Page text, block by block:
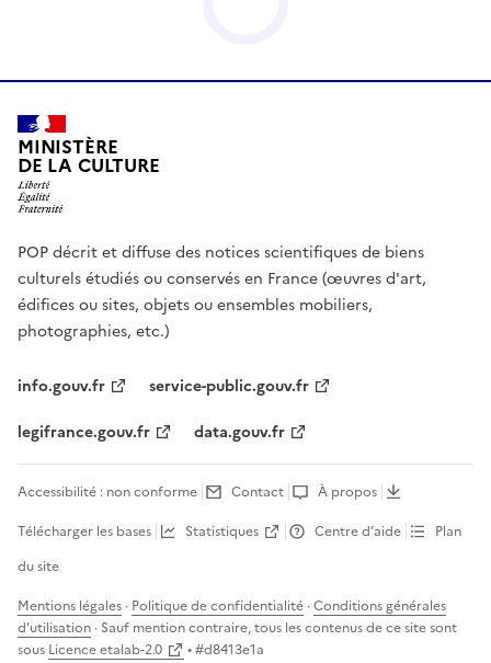
MINISTÈRE
DE LA CULTURE
POP décrit et diffuse des notices scientifiques de biens
culturels étudiés ou conservés en France (œuvres d'art,
édifices ou sites, objets ou ensembles mobiliers,
photographies, etc.)
info.gouv.fr
service-public.gouv.fr
legifrance.gouv.fr
data.gouv.fr
Accessibilité : non conforme Contact
À propos
Télécharger les bases
Statistiques Centre d’aide
Plan
du site
Mentions légales · Politique de confidentialité ·Conditions générales
d'utilisation · Sauf mention contraire, tous les contenus de ce site sont
sous Licence etalab-2.0 • #d8413e1a